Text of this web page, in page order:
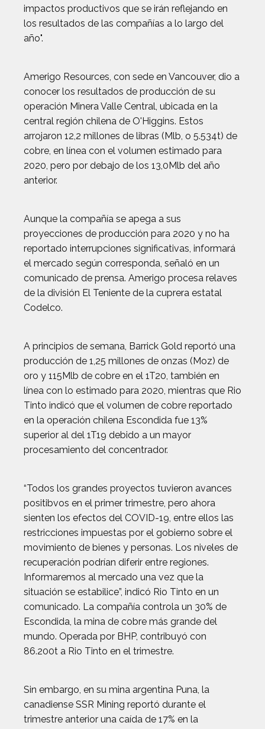
impactos productivos que se irán reflejando en
los resultados de las compañías a lo largo del
año".
Amerigo Resources, con sede en Vancouver, dio a
conocer los resultados de producción de su
operación Minera Valle Central, ubicada en la
central región chilena de O'Higgins. Estos
arrojaron 12,2 millones de libras (Mlb, o 5.534t) de
cobre, en línea con el volumen estimado para
2020, pero por debajo de los 13,0Mlb del año
anterior.
Aunque la compañía se apega a sus
proyecciones de producción para 2020 y no ha
reportado interrupciones significativas, informará
el mercado según corresponda, señaló en un
comunicado de prensa. Amerigo procesa relaves
de la división El Teniente de la cuprera estatal
Codelco.
A principios de semana, Barrick Gold reportó una
producción de 1,25 millones de onzas (Moz) de
oro y 115Mlb de cobre en el 1T20, también en
línea con lo estimado para 2020, mientras que Rio
Tinto indicó que el volumen de cobre reportado
en la operación chilena Escondida fue 13%
superior al del 1T19 debido a un mayor
procesamiento del concentrador.
“Todos los grandes proyectos tuvieron avances
positibvos en el primer trimestre, pero ahora
sienten los efectos del COVID-19, entre ellos las
restricciones impuestas por el gobierno sobre el
movimiento de bienes y personas. Los niveles de
recuperación podrían diferir entre regiones.
Informaremos al mercado una vez que la
situación se estabilice”, indicó Rio Tinto en un
comunicado. La compañía controla un 30% de
Escondida, la mina de cobre más grande del
mundo. Operada por BHP, contribuyó con
86.200t a Rio Tinto en el trimestre.
Sin embargo, en su mina argentina Puna, la
canadiense SSR Mining reportó durante el
trimestre anterior una caída de 17% en la